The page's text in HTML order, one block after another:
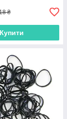
₴
Купити